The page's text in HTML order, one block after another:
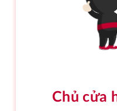
Chủ cửa